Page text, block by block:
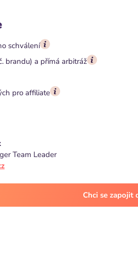
schválení
brandu) a přímá arbitráž
pro affiliate
Team Leader
Chci se zapojit